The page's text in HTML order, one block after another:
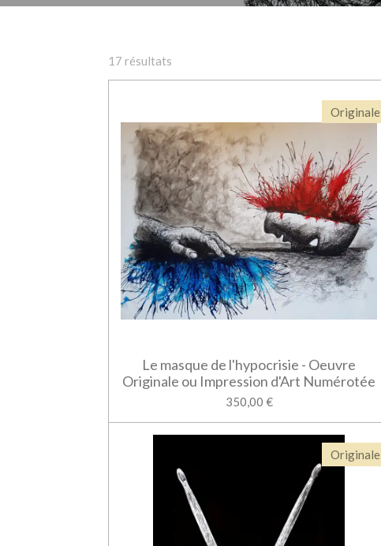
17 résultats
Originale
Le masque de l'hypocrisie - Oeuvre
Originale ou Impression d'Art Numérotée
350,00 €
Originale